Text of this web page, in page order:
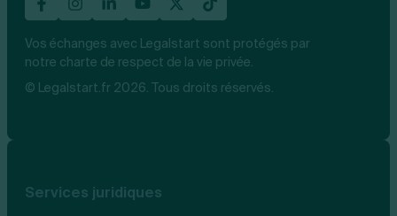
Vos échanges avec Legalstart sont protégés par
notre charte de respect de la vie privée.
© Legalstart.fr 2026. Tous droits réservés.
Services juridiques